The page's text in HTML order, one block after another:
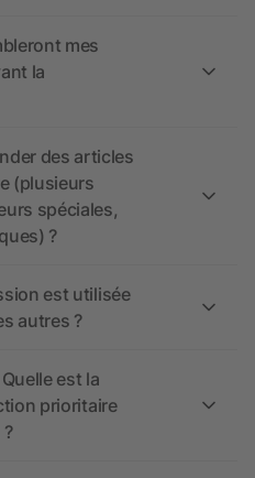
mes
la
des articles
(plusieurs
spéciales,
?
est utilisée
autres ?
est la
prioritaire